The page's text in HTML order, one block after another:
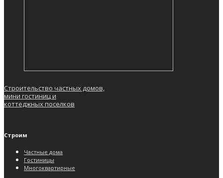
Строительство частных домов,
мини гостиниц и
коттеджных поселков
Строим
Частные дома
Гостиницы
Многоквартирные